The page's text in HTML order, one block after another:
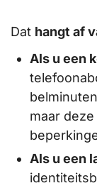
Dat hangt af
Als u een
maar
Als u een